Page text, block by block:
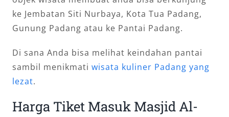
ke Jembatan Siti Nurbaya, Kota Tua Padang,
Gunung Padang atau ke Pantai Padang.
Di sana Anda bisa melihat keindahan pantai
sambil menikmati wisata kuliner Padang yang
lezat.
Harga Tiket Masuk Masjid Al-